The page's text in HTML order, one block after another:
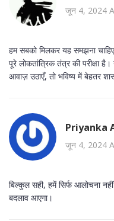
जून 4, 2024
हम सबको मिलकर यह समझना
पूरे लोकतांत्रिक तंत्र की परीक्षा
आवाज़ उठाएँ, तो भविष्य में बेहतर
Priyanka
जून 4, 2024
बिल्कुल सही, हमें सिर्फ आलोचना
बदलाव आएगा।